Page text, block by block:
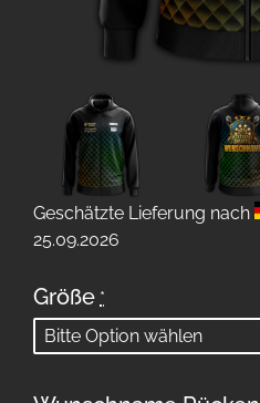
Geschätzte Lieferung nach
25.09.2026
Größe *